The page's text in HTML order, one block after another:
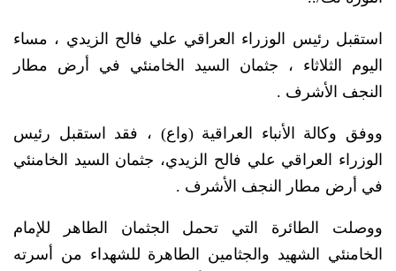
استقبل رئيس الوزراء العراقي علي فالح الزيدي ، مساء
اليوم الثلاثاء ، جثمان السيد الخامنئي في أرض مطار
النجف الأشرف .
ووفق وكالة الأنباء العراقية (واع) ، فقد استقبل رئيس
الوزراء العراقي علي فالح الزيدي، جثمان السيد الخامنئي
في أرض مطار النجف الأشرف .
ووصلت الطائرة التي تحمل الجثمان الطاهر للإمام
الخامنئي الشهيد والجثامين الطاهرة للشهداء من أسرته